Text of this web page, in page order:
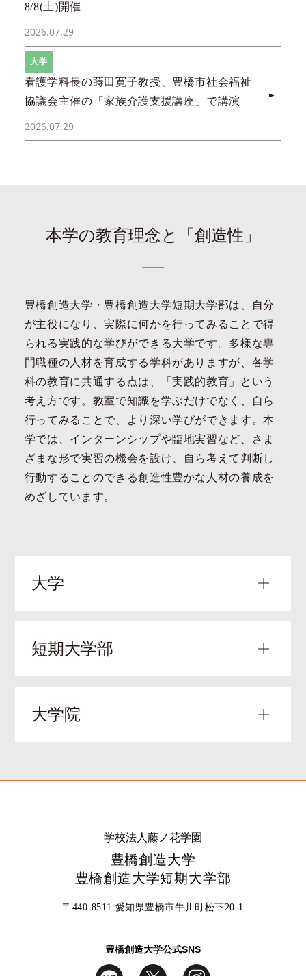
8/8(土)開催
2026.07.29
大学
看護学科長の蒔田寛子教授、豊橋市社会福祉
協議会主催の「家族介護支援講座」で講演
2026.07.29
本学の教育理念と「創造性」
豊橋創造大学・豊橋創造大学短期大学部は、自分
が主役になり、実際に何かを行ってみることで得
られる実践的な学びができる大学です。多様な専
門職種の人材を育成する学科がありますが、各学
科の教育に共通する点は、「実践的教育」という
考え方です。教室で知識を学ぶだけでなく、自ら
行ってみることで、より深い学びができます。本
学では、インターンシップや臨地実習など、さま
ざまな形で実習の機会を設け、自ら考えて判断し
行動することのできる創造性豊かな人材の養成を
めざしています。
大学
保健医療学部
新着情報
卒業後の進路・就職支援
教員紹介 特別プログラム
卒業生紹介 特別プログラム
短期大学部
新着情報
教員紹介
大学院
健康科学特別研究
学校法人藤ノ花学園
豊橋創造大学
豊橋創造大学短期大学部
〒440-8511 愛知県豊橋市牛川町松下20-1
豊橋創造大学公式SNS